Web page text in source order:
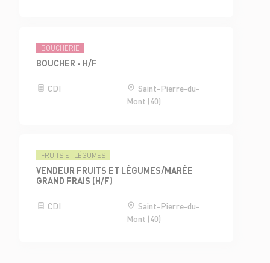
BOUCHERIE
BOUCHER - H/F
CDI
Saint-Pierre-du-
Mont (40)
FRUITS ET LÉGUMES
VENDEUR FRUITS ET LÉGUMES/MARÉE
GRAND FRAIS (H/F)
CDI
Saint-Pierre-du-
Mont (40)